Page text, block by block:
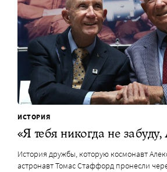
ИСТОРИЯ
«Я тебя никогда не забуду,
История дружбы, которую космонавт
астронавт Томас Стаффорд пронесли